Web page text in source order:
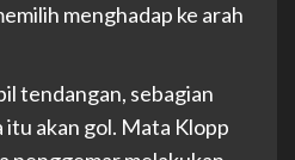
menghadap ke arah
tendangan, sebagian
akan gol. Mata Klopp